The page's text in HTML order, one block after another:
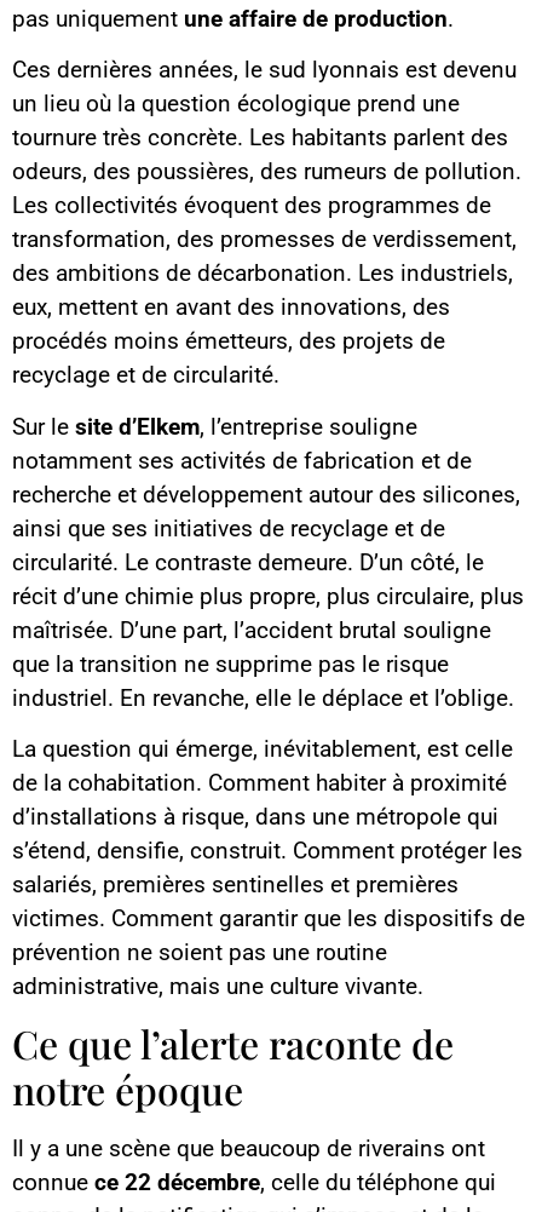
pas uniquement une affaire de production.
Ces dernières années, le sud lyonnais est devenu
un lieu où la question écologique prend une
tournure très concrète. Les habitants parlent des
odeurs, des poussières, des rumeurs de pollution.
Les collectivités évoquent des programmes de
transformation, des promesses de verdissement,
des ambitions de décarbonation. Les industriels,
eux, mettent en avant des innovations, des
procédés moins émetteurs, des projets de
recyclage et de circularité.
Sur le site d’Elkem, l’entreprise souligne
notamment ses activités de fabrication et de
recherche et développement autour des silicones,
ainsi que ses initiatives de recyclage et de
circularité. Le contraste demeure. D’un côté, le
récit d’une chimie plus propre, plus circulaire, plus
maîtrisée. D’une part, l’accident brutal souligne
que la transition ne supprime pas le risque
industriel. En revanche, elle le déplace et l’oblige.
La question qui émerge, inévitablement, est celle
de la cohabitation. Comment habiter à proximité
d’installations à risque, dans une métropole qui
s’étend, densifie, construit. Comment protéger les
salariés, premières sentinelles et premières
victimes. Comment garantir que les dispositifs de
prévention ne soient pas une routine
administrative, mais une culture vivante.
Ce que l’alerte raconte de
notre époque
Il y a une scène que beaucoup de riverains ont
connue ce 22 décembre, celle du téléphone qui